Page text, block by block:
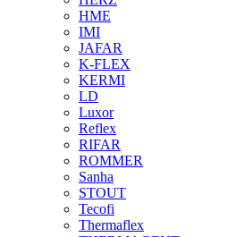
HME
IMI
JAFAR
K-FLEX
KERMI
LD
Luxor
Reflex
RIFAR
ROMMER
Sanha
STOUT
Tecofi
Thermaflex